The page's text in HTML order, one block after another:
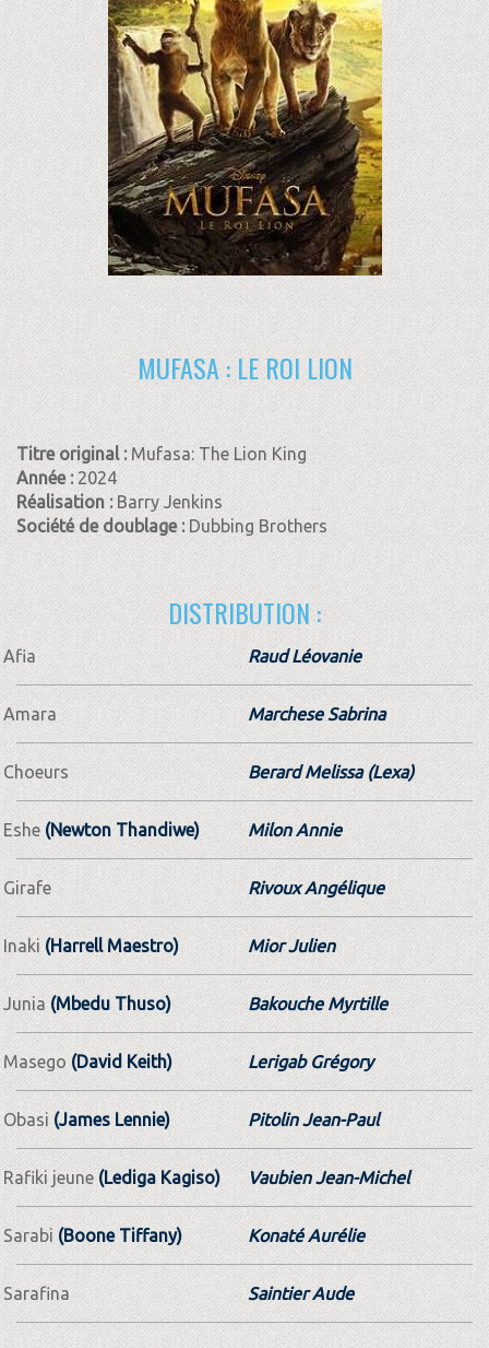
MUFASA : LE ROI LION
Titre original : Mufasa: The Lion King
Année : 2024
Réalisation :Barry Jenkins
Société de doublage :Dubbing Brothers
DISTRIBUTION :
Afia Raud Léovanie
Amara Marchese Sabrina
Choeurs Berard Melissa (Lexa)
Eshe (Newton Thandiwe) Milon Annie
Girafe Rivoux Angélique
Inaki(Harrell Maestro) Mior Julien
Junia(Mbedu Thuso) Bakouche Myrtille
Masego(David Keith) Lerigab Grégory
Obasi (James Lennie) Pitolin Jean-Paul
Rafiki jeune (Lediga Kagiso) Vaubien Jean-Michel
Sarabi(Boone Tiffany) Konaté Aurélie
Sarafina Saintier Aude